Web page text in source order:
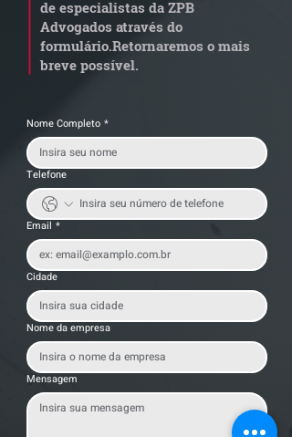
anterior?
de especialistas da ZPB
Advogados através do
formulário.Retornaremos o mais
breve possível.
Nome Completo *
Telefone
Email *
Cidade
Nome da empresa
Mensagem